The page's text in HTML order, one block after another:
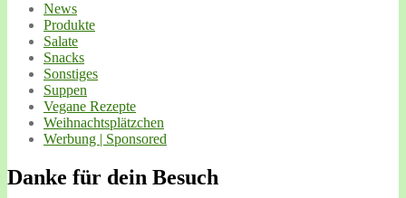
News
Produkte
Salate
Snacks
Sonstiges
Suppen
Vegane Rezepte
Weihnachtsplätzchen
Werbung | Sponsored
Danke für dein Besuch